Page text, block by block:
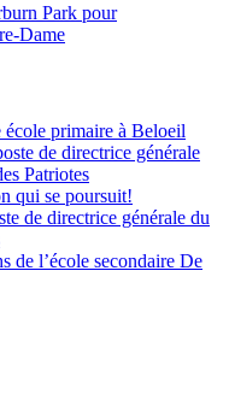
Park pour
Dame
école primaire à Beloeil
de directrice générale
Patriotes
qui se poursuit!
de directrice générale du
de l’école secondaire De